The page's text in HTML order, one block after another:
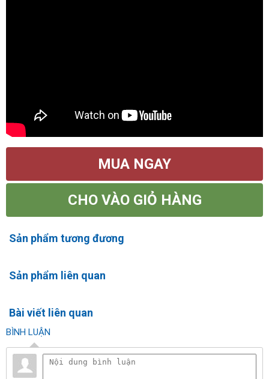
MUA NGAY
CHO VÀO GIỎ HÀNG
Sản phẩm tương đương
Sản phẩm liên quan
Bài viết liên quan
BÌNH LUẬN